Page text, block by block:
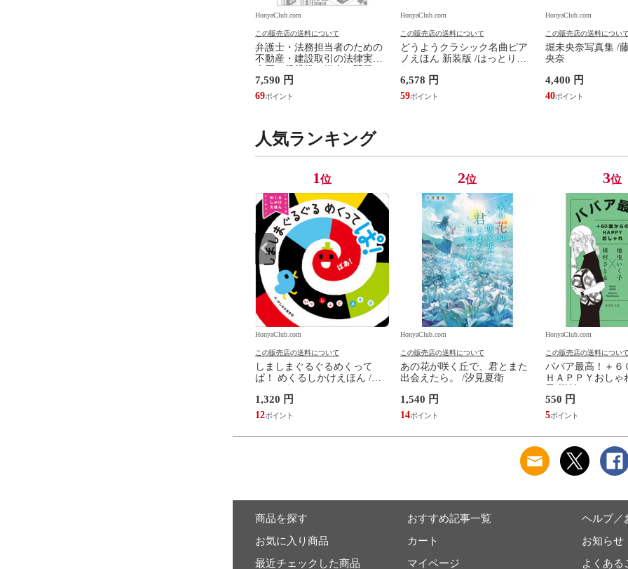
HonyaClub.com
この販売店の送料について
弁護士・法務担当者のための
不動産・建設取引の法律実務
設計・監理、建設請負 第２版
/富田裕 小里佳嵩
7,590 円
69
HonyaClub.com
この販売店の送料について
どうようクラシック名曲ピア
ノえほん 新装版 /はっとりな
ワコ
6,578 円
59
HonyaClub.com
この販売店の送料につい
堀未央奈写真集 /
央奈
4,400 円
40
人気ランキング
1位
HonyaClub.com
この販売店の送料について
しましまぐるぐるめくって
ぱ！ めくるしかけえほん /か
1,320 円
12
2位
HonyaClub.com
この販売店の送料について
あの花が咲く丘で、君とまた
出会えたら。 /汐見夏衛
1,540 円
14
3位
HonyaClub.com
この販売店の送料につい
ババア最高！＋６
ＨＡＰＰＹおしゃ
550 円
5
商品を探す
お気に入り商品
最近チェックした商品
おすすめ記事一覧
カート
マイページ
ヘルプ／
お知らせ
よくある